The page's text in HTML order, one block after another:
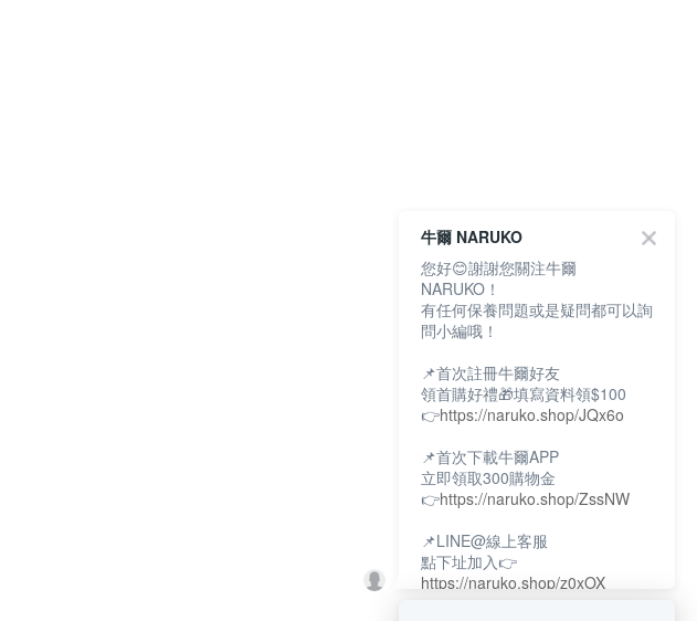
牛爾 NARUKO
您好😊謝謝您關注牛爾
NARUKO！
有任何保養問題或是疑問都可以詢
問小編哦！
📌首次註冊牛爾好友
領首購好禮🎁填寫資料領$100
👉https://naruko.shop/JQx6o
📌首次下載牛爾APP
立即領取300購物金
👉https://naruko.shop/ZssNW
📌LINE@線上客服
點下址加入👉
https://naruko.shop/z0xOX